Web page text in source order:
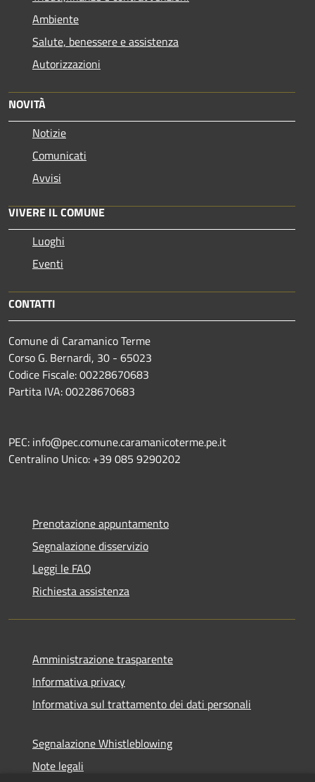
Ambiente
Salute, benessere e assistenza
Autorizzazioni
NOVITÀ
Notizie
Comunicati
Avvisi
VIVERE IL COMUNE
Luoghi
Eventi
CONTATTI
Comune di Caramanico Terme
Corso G. Bernardi, 30 - 65023
Codice Fiscale: 00228670683
Partita IVA: 00228670683
PEC: info@pec.comune.caramanicoterme.pe.it
Centralino Unico: +39 085 9290202
Prenotazione appuntamento
Segnalazione disservizio
Leggi le FAQ
Richiesta assistenza
Amministrazione trasparente
Informativa privacy
Informativa sul trattamento dei dati personali
Segnalazione Whistleblowing
Note legali